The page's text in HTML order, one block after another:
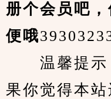
册个会员吧
便哦
温馨提示
果你觉得本